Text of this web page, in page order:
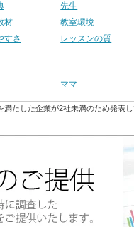
先生
材
教室環境
すさ
レッスンの質
ママ
たした企業が2社未満のため発表し